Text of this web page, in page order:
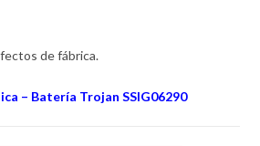
de fábrica.
– Batería Trojan SSIG06290